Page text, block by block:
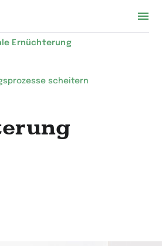
Ernüchterung
scheitern